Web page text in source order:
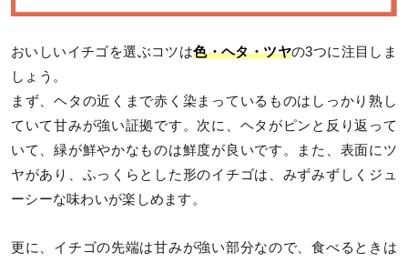
おいしいイチゴを選ぶコツは色・ヘタ・ツヤの3つに注目しま
しょう。
まず、ヘタの近くまで赤く染まっているものはしっかり熟し
ていて甘みが強い証拠です。次に、ヘタがピンと反り返って
いて、緑が鮮やかなものは鮮度が良いです。また、表面にツ
ヤがあり、ふっくらとした形のイチゴは、みずみずしくジュ
ーシーな味わいが楽しめます。
更に、イチゴの先端は甘みが強い部分なので、食べるときは